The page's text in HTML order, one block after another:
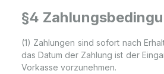
§4
(1) Zahlungen sind sofort nach
das Datum der Zahlung ist der
Vorkasse vorzunehmen.